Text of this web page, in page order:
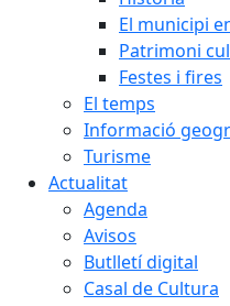
El municipi
Patrimoni
Festes i fires
El temps
Informació
Turisme
Actualitat
Agenda
Avisos
Butlletí digital
Casal de Cultura